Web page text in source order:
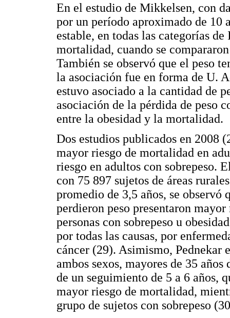
En el estudio de Mikkelsen, con
por un período aproximado de 10
estable, en todas las categorías
mortalidad, cuando se
También se observó que el peso
la asociación fue en forma de U.
estuvo asociado a la cantidad de
asociación de la pérdida de peso
entre la obesidad y la mortalidad.
Dos estudios publicados en 2008
mayor riesgo de mortalidad en
riesgo en adultos con sobrepeso.
con 75 897 sujetos de áreas
promedio de 3,5 años, se observó
perdieron peso presentaron
personas con sobrepeso u
por todas las causas, por
cáncer (29). Asimismo, Pednekar
ambos sexos, mayores de 35
de un seguimiento de 5 a 6 años,
mayor riesgo de mortalidad,
grupo de sujetos con sobrepeso